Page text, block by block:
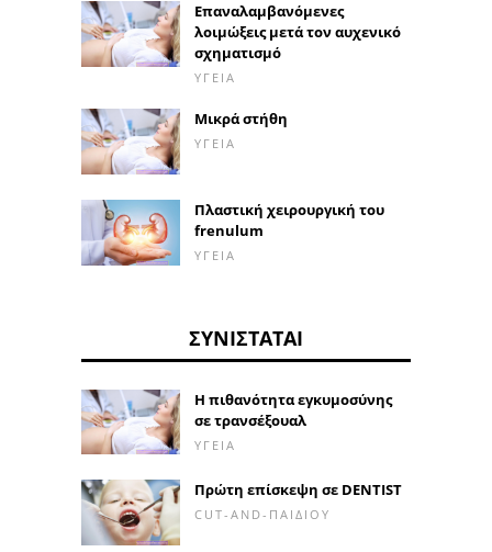
Επαναλαμβανόμενες
λοιμώξεις μετά τον αυχενικό
σχηματισμό
ΥΓΕΊΑ
Μικρά στήθη
ΥΓΕΊΑ
Πλαστική χειρουργική του
frenulum
ΥΓΕΊΑ
ΣΥΝΙΣΤΆΤΑΙ
Η πιθανότητα εγκυμοσύνης
σε τρανσέξουαλ
ΥΓΕΊΑ
Πρώτη επίσκεψη σε DENTIST
CUT-AND-ΠΑΙΔΙΟΎ